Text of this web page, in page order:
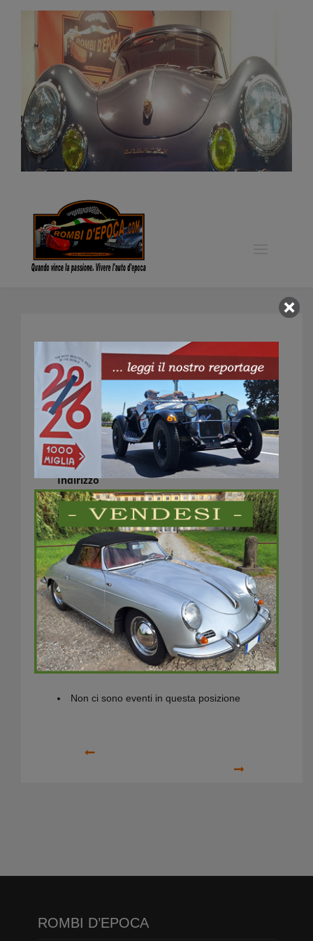
Palaexpomar Caorle
Indirizzo
Via Aldo Moro, 21
Caorle (VE)
Italia
Prossimi Eventi
Non ci sono eventi in questa posizione
ROMBI D’EPOCA